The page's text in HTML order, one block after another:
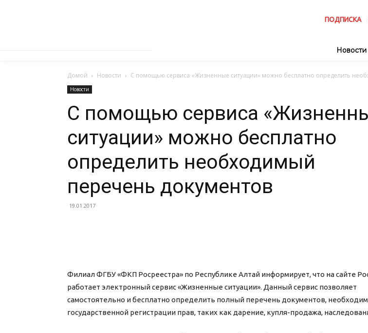
ПОДПИСКА
Новости
Домой Новости С помощью сервиса «Жизненные ситуации» можно бесплатно определить
Новости
С помощью сервиса
ситуации» можно бесплатно
определить необходимый
перечень документов
19.01.2017
Филиал ФГБУ «ФКП Росреестра» по Республике Алтай информирует, что на сайте
работает электронный сервис «Жизненные ситуации». Данный сервис позволяет
самостоятельно и бесплатно определить полный перечень документов,
государственной регистрации прав, таких как дарение, купля-продажа,